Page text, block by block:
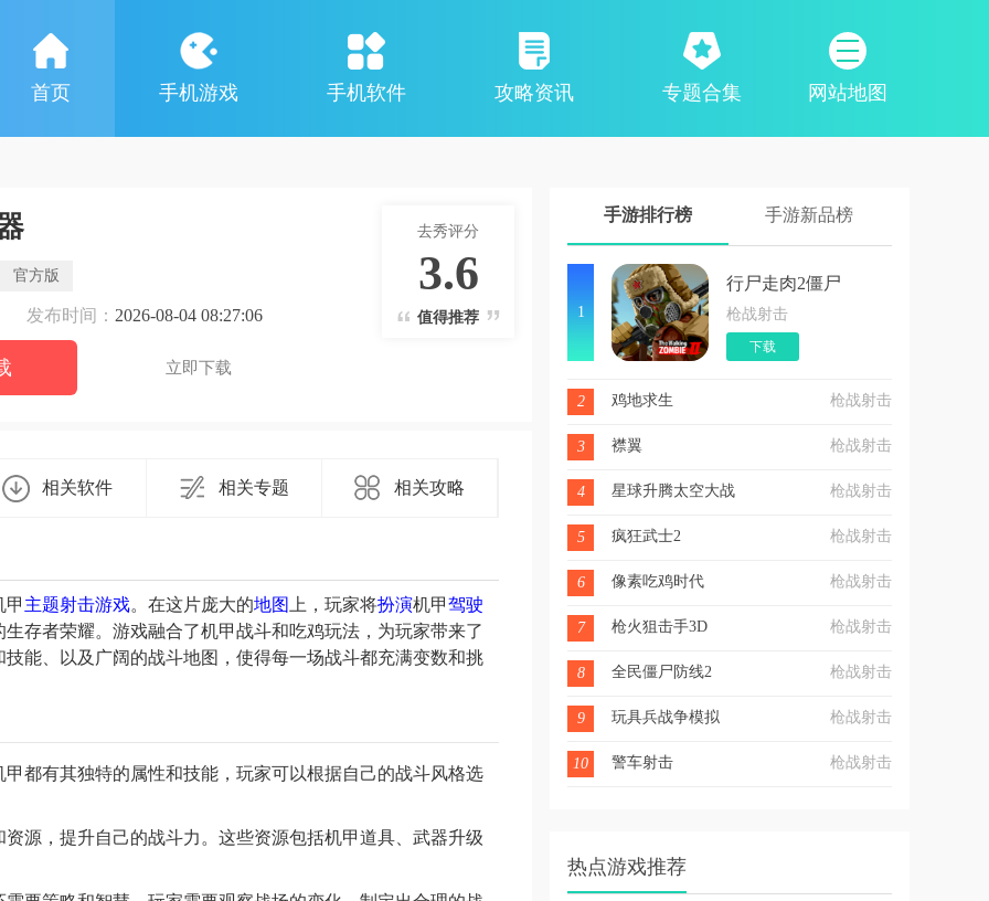
网站地图
首页 手机游戏 手机软件 攻略资讯 专题合集
官方版
发布时间： 2026-08-04 08:27:06
立即下载
去秀评分
3.6
值得推荐
相关软件 相关专题 相关攻略
甲 主题射击游戏。在这片庞大的地图 上，玩家将扮演机甲驾驶
存者荣耀。游戏融合了机甲战斗和吃鸡玩法，为玩家带来了
能、以及广阔的战斗地图，使得每一场战斗都充满变数和挑
都有其独特的属性和技能，玩家可以根据自己的战斗风格选
源，提升自己的战斗力。这些资源包括机甲道具、武器升级
手游排行榜 手游新品榜
1
行尸走肉2僵尸
枪战射击
下载
2 鸡地求生 枪战射击
3 襟翼 枪战射击
4 星球升腾太空大战 枪战射击
5 疯狂武士2 枪战射击
6 像素吃鸡时代 枪战射击
7 枪火狙击手3D 枪战射击
8 全民僵尸防线2 枪战射击
9 玩具兵战争模拟 枪战射击
10 警车射击 枪战射击
热点游戏推荐